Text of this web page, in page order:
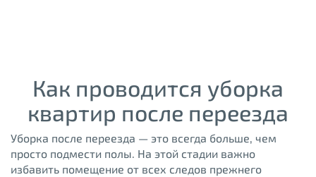
Как проводится уборка
квартир после переезда
Уборка после переезда — это всегда больше, чем
просто подмести полы. На этой стадии важно
избавить помещение от всех следов прежнего